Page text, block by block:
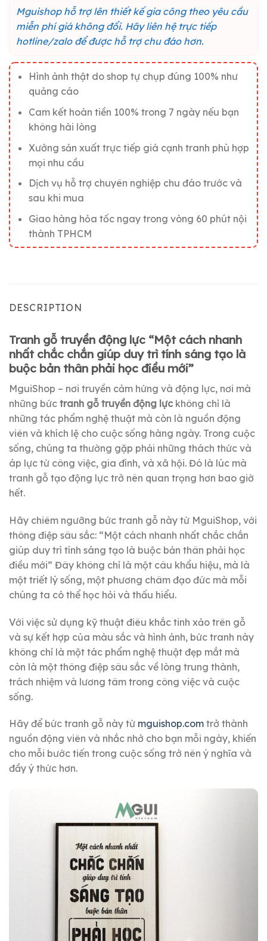
Mguishop hỗ trợ lên thiết kế gia công theo yêu cầu
miễn phí giá không đổi. Hãy liên hệ trực tiếp
hotline/zalo để được hỗ trợ chu đáo hơn.
Hình ảnh thật do shop tự chụp đúng 100% như
quảng cáo
Cam kết hoàn tiền 100% trong 7 ngày nếu bạn
không hài lòng
Xưởng sản xuất trực tiếp giá cạnh tranh phù hợp
mọi nhu cầu
Dịch vụ hỗ trợ chuyên nghiệp chu đáo trước và
sau khi mua
Giao hàng hỏa tốc ngay trong vòng 60 phút nội
thành TPHCM
DESCRIPTION
Tranh gỗ truyền động lực “Một cách nhanh
nhất chắc chắn giúp duy trì tính sáng tạo là
buộc bản thân phải học điều mới”
MguiShop – nơi truyền cảm hứng và động lực, nơi mà
những bức tranh gỗ truyền động lực không chỉ là
những tác phẩm nghệ thuật mà còn là nguồn động
viên và khích lệ cho cuộc sống hàng ngày. Trong cuộc
sống, chúng ta thường gặp phải những thách thức và
áp lực từ công việc, gia đình, và xã hội. Đó là lúc mà
tranh gỗ tạo động lực trở nên quan trọng hơn bao giờ
hết.
Hãy chiêm ngưỡng bức tranh gỗ này từ MguiShop, với
thông điệp sâu sắc: “Một cách nhanh nhất chắc chắn
giúp duy trì tính sáng tạo là buộc bản thân phải học
điều mới” Đây không chỉ là một câu khẩu hiệu, mà là
một triết lý sống, một phương châm đạo đức mà mỗi
chúng ta có thể học hỏi và thấu hiểu.
Với việc sử dụng kỹ thuật điêu khắc tinh xảo trên gỗ
và sự kết hợp của màu sắc và hình ảnh, bức tranh này
không chỉ là một tác phẩm nghệ thuật đẹp mắt mà
còn là một thông điệp sâu sắc về lòng trung thành,
trách nhiệm và lương tâm trong công việc và cuộc
sống.
Hãy để bức tranh gỗ này từ mguishop.com trở thành
nguồn động viên và nhắc nhở cho bạn mỗi ngày, khiến
cho mỗi bước tiến trong cuộc sống trở nên ý nghĩa và
đầy ý thức hơn.